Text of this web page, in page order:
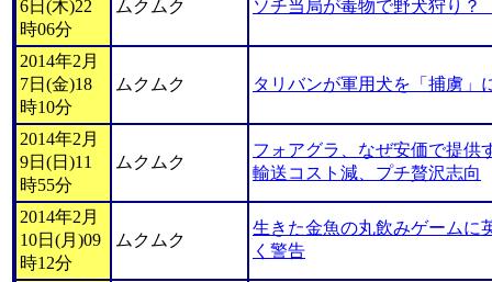
6日(木)22
時06分
ムクムク ソチ当局が毒物で野犬狩り
2014年2月
7日(金)18
時10分
ムクムク タリバンが軍用犬を「捕虜」
2014年2月
9日(日)11
時55分
ムクムク
フォアグラ、なぜ安価で提供
輸送コスト減、プチ贅沢志向
2014年2月
10日(月)09
時12分
ムクムク
生きた金魚の丸飲みゲームに
く警告